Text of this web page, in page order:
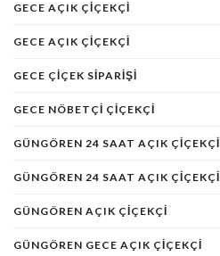
GECE AÇIK ÇIÇEKÇI
GECE AÇIK ÇIÇEKÇI
GECE ÇIÇEK SIPARIŞI
GECE NÖBETÇI ÇIÇEKÇI
GÜNGÖREN 24 SAAT AÇIK ÇIÇEKÇI
GÜNGÖREN 24 SAAT AÇIK ÇIÇEKÇI
GÜNGÖREN AÇIK ÇIÇEKÇI
GÜNGÖREN GECE AÇIK ÇIÇEKÇI